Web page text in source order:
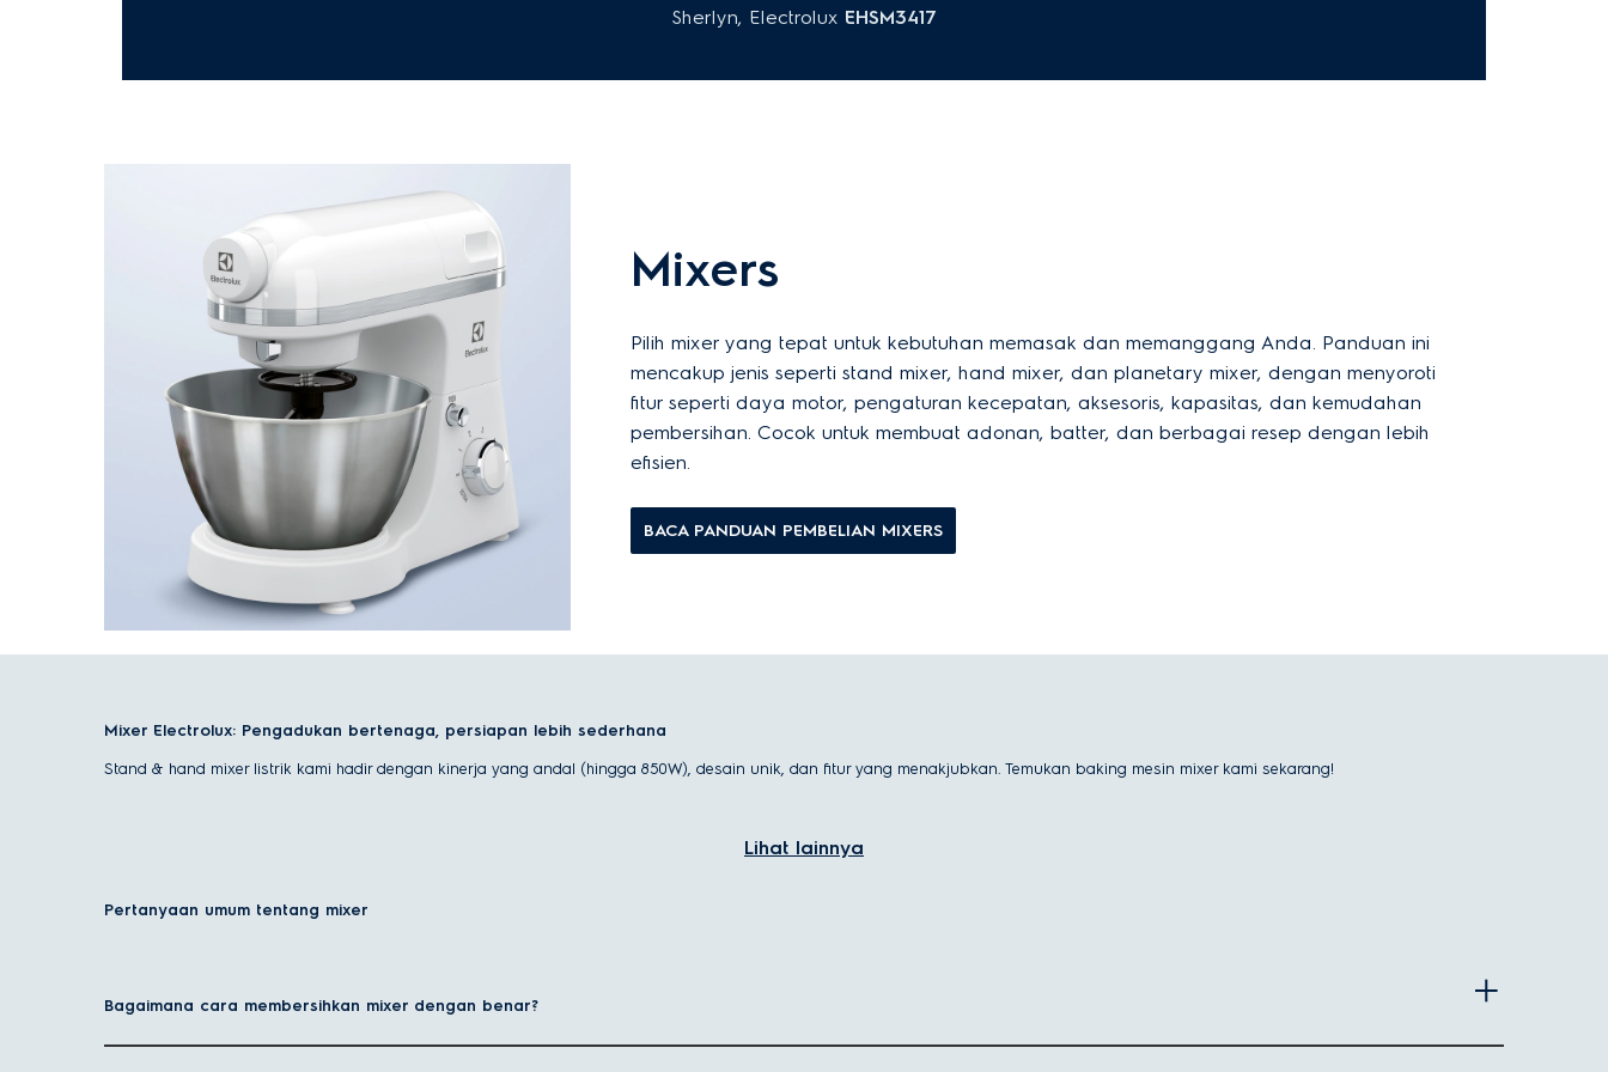
Sherlyn, Electrolux EHSM3417
Mixers
Pilih mixer yang tepat untuk kebutuhan memasak dan memanggang Anda. Panduan ini
mencakup jenis seperti stand mixer, hand mixer, dan planetary mixer, dengan menyoroti
fitur seperti daya motor, pengaturan kecepatan, aksesoris, kapasitas, dan kemudahan
pembersihan. Cocok untuk membuat adonan, batter, dan berbagai resep dengan lebih
efisien.
BACA PANDUAN PEMBELIAN MIXERS
Mixer Electrolux: Pengadukan bertenaga, persiapan lebih sederhana
Stand & hand mixer listrik kami hadir dengan kinerja yang andal (hingga 850W), desain unik, dan fitur yang menakjubkan. Temukan baking mesin mixer kami sekarang!
Mixer duduk
Lihat lainnya
Pertanyaan umum tentang mixer
Bagaimana cara membersihkan mixer dengan benar?